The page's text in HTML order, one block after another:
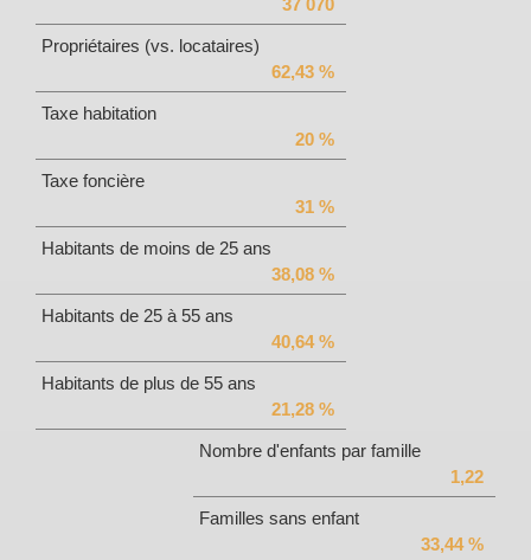
37 070
Propriétaires (vs. locataires)
62,43 %
Taxe habitation
20 %
Taxe foncière
31 %
Habitants de moins de 25 ans
38,08 %
Habitants de 25 à 55 ans
40,64 %
Habitants de plus de 55 ans
21,28 %
Nombre d'enfants par famille
1,22
Familles sans enfant
33,44 %